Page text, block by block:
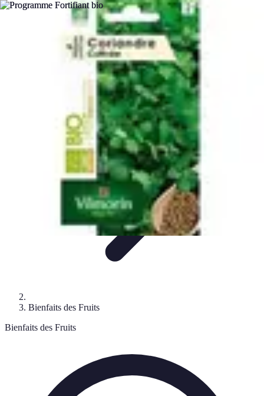
Fruits de Saison
Alimentation saineArticles Mensuels
Fruits de Saison
Bienfaits des Fruits
Bienfaits des Fruits